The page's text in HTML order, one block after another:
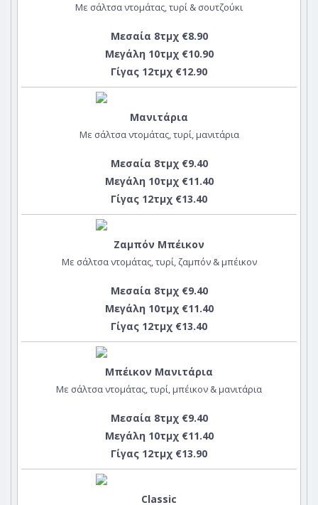
Με σάλτσα ντομάτας, τυρί & σουτζούκι
Μεσαία 8τμχ €8.90
Μεγάλη 10τμχ €10.90
Γίγας 12τμχ €12.90
Μανιτάρια
Με σάλτσα ντομάτας, τυρί, μανιτάρια
Μεσαία 8τμχ €9.40
Μεγάλη 10τμχ €11.40
Γίγας 12τμχ €13.40
Ζαμπόν Μπέικον
Με σάλτσα ντομάτας, τυρί, ζαμπόν & μπέικον
Μεσαία 8τμχ €9.40
Μεγάλη 10τμχ €11.40
Γίγας 12τμχ €13.40
Μπέικον Μανιτάρια
Με σάλτσα ντομάτας, τυρί, μπέικον & μανιτάρια
Μεσαία 8τμχ €9.40
Μεγάλη 10τμχ €11.40
Γίγας 12τμχ €13.90
Classic